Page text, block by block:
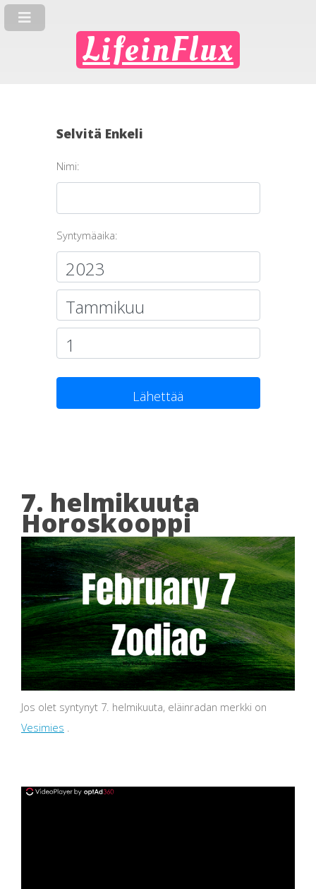
LifeinFlux
Selvitä Enkeli
Nimi:
Syntymäaika:
Lähettää
7. helmikuuta
Horoskooppi
Jos olet syntynyt 7. helmikuuta, eläinradan merkki on
Vesimies .